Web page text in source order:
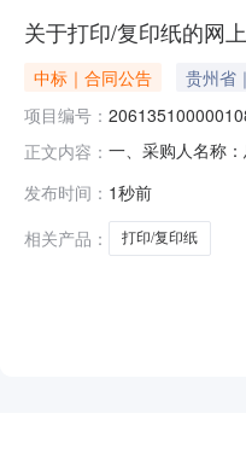
关于打印/复印纸的网
中标｜合同公告 贵州省
项目编号：
正文内容： 一、采购人名称
A475G,箱
发布时间： 1秒前
相关产品：
打印/复印纸